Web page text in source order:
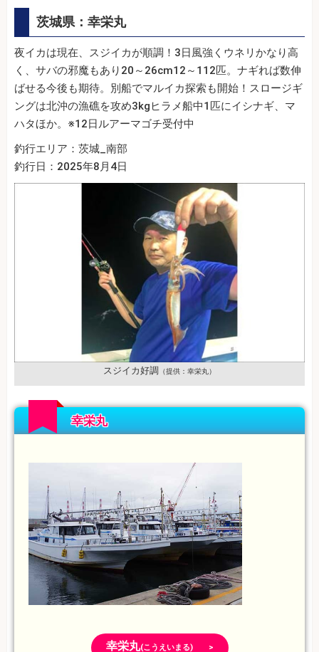
茨城県：幸栄丸
夜イカは現在、スジイカが順調！3日風強くウネリかなり高
く、サバの邪魔もあり20～26cm12～112匹。ナギれば数伸
ばせる今後も期待。別船でマルイカ探索も開始！スロージギ
ングは北沖の漁礁を攻め3kgヒラメ船中1匹にイシナギ、マ
ハタほか。※12日ルアーマゴチ受付中
釣行エリア：茨城_南部
釣行日：2025年8月4日
スジイカ好調 （提供：幸栄丸）
幸栄丸
幸栄丸(こうえいまる) >